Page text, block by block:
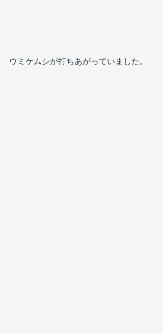
ウミケムシが打ちあがっていました。